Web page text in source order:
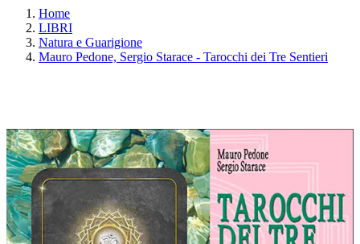
Home
LIBRI
Natura e Guarigione
Mauro Pedone, Sergio Starace - Tarocchi dei Tre Sentieri